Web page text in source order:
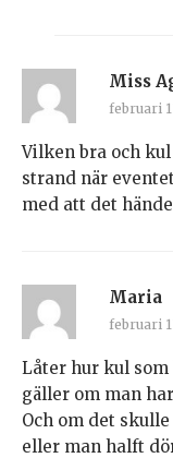
Miss
februari
Vilken bra och
strand när
med att det
Maria
februari
Låter hur kul som
gäller om man
Och om det
eller man halft